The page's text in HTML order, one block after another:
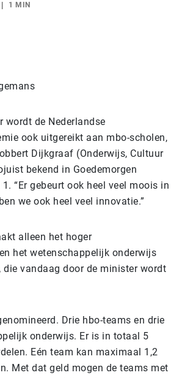
1 MIN
wordt de Nederlandse
ook uitgereikt aan mbo-scholen,
Dijkgraaf (Onderwijs, Cultuur
bekend in Goedemorgen
“Er gebeurt ook heel veel moois in
we ook heel veel innovatie.”
alleen het hoger
het wetenschappelijk onderwijs
die vandaag door de minister wordt
Drie hbo-teams en drie
onderwijs. Er is in totaal 5
Eén team kan maximaal 1,2
Met dat geld mogen de teams met